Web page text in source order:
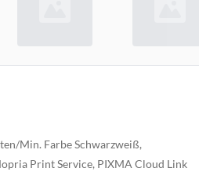
Min. Farbe Schwarzweiß,
Print Service, PIXMA Cloud Link